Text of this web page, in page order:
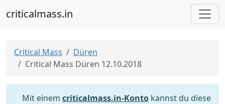
criticalmass.in
Critical Mass
Düren
Critical Mass Düren 12.10.2018
Mit einem criticalmass.in-Konto kannst du diese